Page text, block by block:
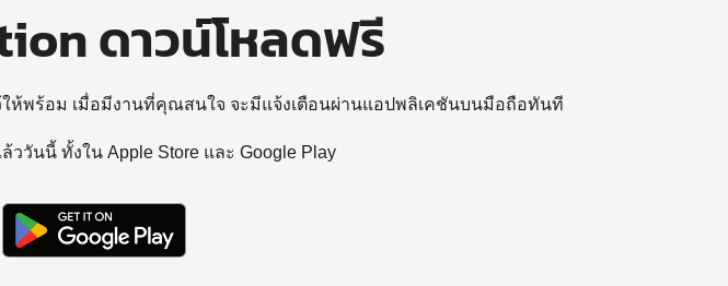
ดาวน์โหลดฟรี
ห้พร้อม เมื่อมีงานที่คุณสนใจ จะมีแจ้งเตือนผ่านแอปพลิเคชันบนมือถือทันที
ววันนี้ ทั้งใน Apple Store และ Google Play